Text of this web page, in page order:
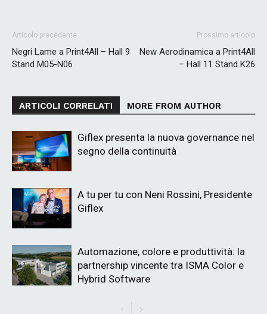
Articolo precedente
Negri Lame a Print4All – Hall 9
Stand M05-N06
Prossimo articolo
New Aerodinamica a Print4All
– Hall 11 Stand K26
ARTICOLI CORRELATI MORE FROM AUTHOR
Giflex presenta la nuova governance nel
segno della continuità
A tu per tu con Neni Rossini, Presidente
Giflex
Automazione, colore e produttività: la
partnership vincente tra ISMA Color e
Hybrid Software